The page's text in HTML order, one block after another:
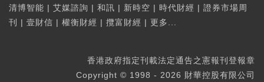
清博智能 | 艾媒諮詢 | 和訊 | 新時空 | 時代財經 | 證券市場周
刊
| 壹財信 | 權衡財經 | 攬富財經 | 更多...
香港政府指定刊載法定通告之憲報刊登報章
Copyright © 1998 - 2026 財華控股有限公司